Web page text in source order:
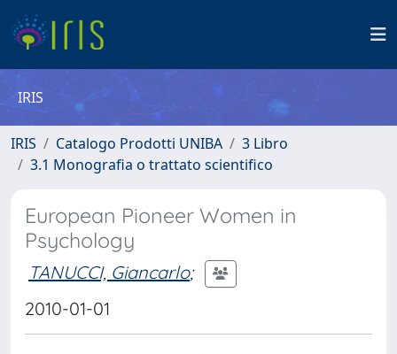
IRIS
IRIS Catalogo Prodotti UNIBA
3 Libro
3.1 Monografia o trattato scientifico
European Pioneer Women in
Psychology
TANUCCI, Giancarlo;
2010-01-01